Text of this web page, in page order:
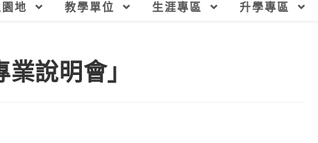
地 教學單位 生涯專區 升學專區
說明會」